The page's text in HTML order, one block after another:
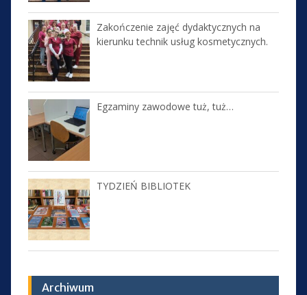
Zakończenie zajęć dydaktycznych na
kierunku technik usług kosmetycznych.
Egzaminy zawodowe tuż, tuż…
TYDZIEŃ BIBLIOTEK
Archiwum